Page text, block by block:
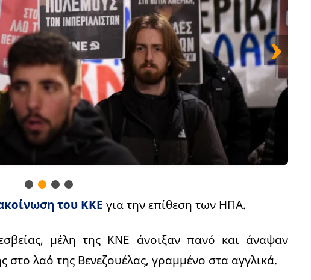
του ΚΚΕ για την επίθεση των ΗΠΑ.
μέλη της ΚΝΕ άνοιξαν πανό και άναψαν
λαό της Βενεζουέλας, γραμμένο στα αγγλικά.